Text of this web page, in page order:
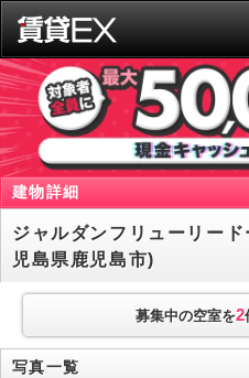
建物詳細
ジャルダンフリューリー
児島県鹿児島市)
募集中の空室を2
写真一覧